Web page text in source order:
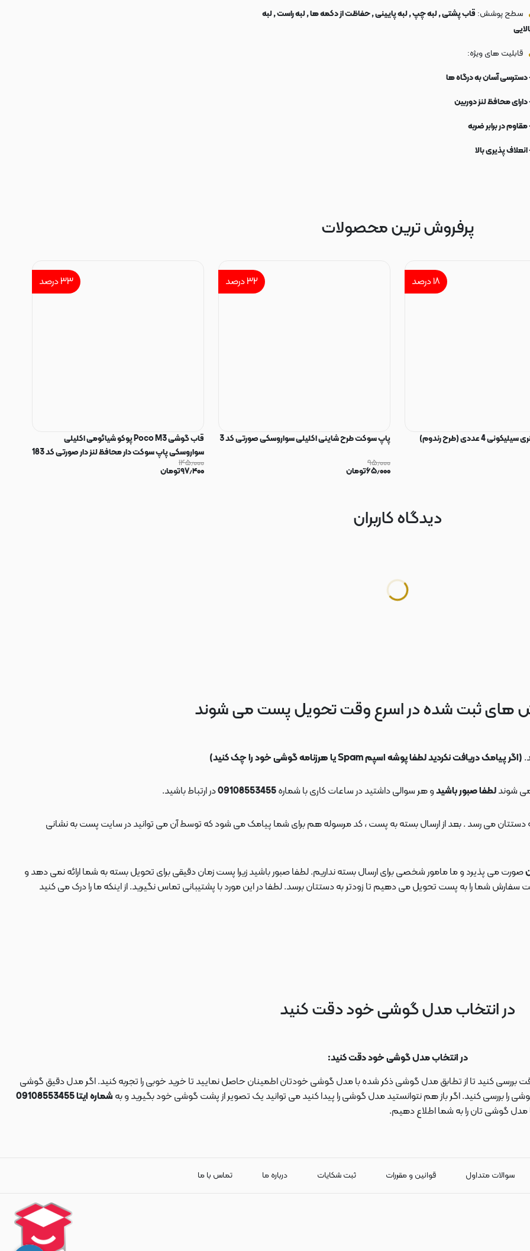
سطح پوشش: قاب پشتی , لبه چپ , لبه پایینی , حفاظت از دکمه ها , لبه راست , لبه
قابلیت های ویژه:
دسترسی آسان به درگاه ها
دارای محافظ لنز دوربین
مقاوم در برابر ضربه
پذیری بالا
پرفروش ترین محصولات
۱۸درصد
4 عددی (طرح رندوم)
۳۲درصد
پاپ سوکت طرح شاینی اکلیلی سواروسکی صورتی کد 3
۹۵٫۰۰۰
۶۵٫۰۰۰تومان
۳۳درصد
قاب گوشی Poco M3 پوکو شیائومی اکلیلی
سواروسکی پاپ سوکت دار محافظ لنز دار صورتی کد 183
۱۴۵٫۰۰۰
۹۷٫۴۰۰تومان
دیدگاه کاربران
های ثبت شده در اسرع وقت تحویل پست می شوند
(اگر پیامک دریافت نکردید لطفا پوشه اسپم Spam یا هرزنامه گوشی خود را چک کنید)
شوندلطفا صبور باشیدو هر سوالی داشتید در ساعات کاری با شماره در ارتباط باشید.
صورت می پذیرد و ما مامور شخصی برای ارسال بسته نداریم. لطفا صبور باشید زیرا پست زمان دقیقی برای تحویل بسته به شما ارائه نمی دهد و
شما را به پست تحویل می دهیم تا زودتر به دستتان برسد. لطفا در این مورد با پشتیبانی تماس نگیرید. از اینکه ما را درک می کنید
در انتخاب مدل گوشی خود دقت کنید
در انتخاب مدل گوشی خود دقت کنید:
بررسی کنید تا از تطابق مدل گوشی ذکر شده با مدل گوشی خودتان اطمینان حاصل نمایید تا خرید خوبی را تجربه کنید. اگر مدل دقیق گوشی
بررسی کنید. اگر باز هم نتوانستید مدل گوشی را پیدا کنید می توانید یک تصویر از پشت گوشی خود بگیرید و به شماره ایتا 09108553455
مدل گوشی تان را به شما اطلاع دهیم.
سوالات متداول قوانین و مقررات ثبت شکایات درباره ما تماس با ما